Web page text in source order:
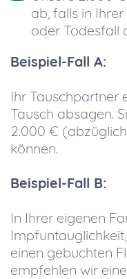
ab, falls in
oder Todesfall
Beispiel-Fall A:
Ihr Tauschpartner
Tausch absagen.
2.000 €
können.
Beispiel-Fall B:
In Ihrer eigenen
einen gebuchten
empfehlen wir